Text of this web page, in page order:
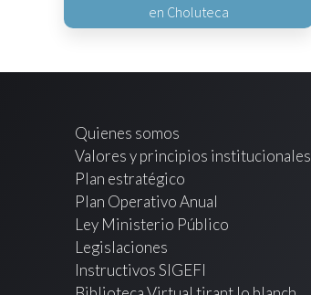
en Choluteca
Quienes somos
Valores y principios institucionales
Plan estratégico
Plan Operativo Anual
Ley Ministerio Público
Legislaciones
Instructivos SIGEFI